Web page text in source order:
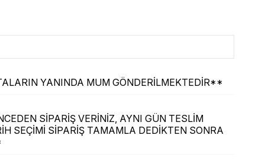
YANINDA MUM GÖNDERİLMEKTEDİR**
SİPARİŞ VERİNİZ, AYNI GÜN TESLİM
SEÇİMİ SİPARİŞ TAMAMLA DEDİKTEN SONRA